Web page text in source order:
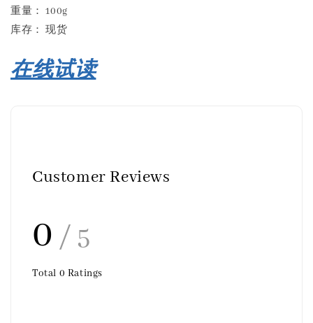
重量： 100g
库存： 现货
在线试读
Customer Reviews
0 / 5
Total 0 Ratings